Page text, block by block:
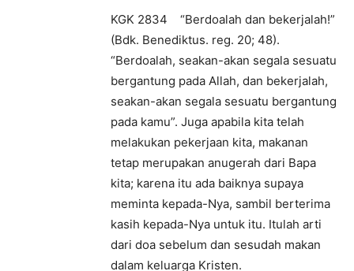
KGK 2834 “Berdoalah dan bekerjalah!”
(Bdk. Benediktus. reg. 20; 48).
“Berdoalah, seakan-akan segala sesuatu
bergantung pada Allah, dan bekerjalah,
seakan-akan segala sesuatu bergantung
pada kamu”. Juga apabila kita telah
melakukan pekerjaan kita, makanan
tetap merupakan anugerah dari Bapa
kita; karena itu ada baiknya supaya
meminta kepada-Nya, sambil berterima
kasih kepada-Nya untuk itu. Itulah arti
dari doa sebelum dan sesudah makan
dalam keluarga Kristen.